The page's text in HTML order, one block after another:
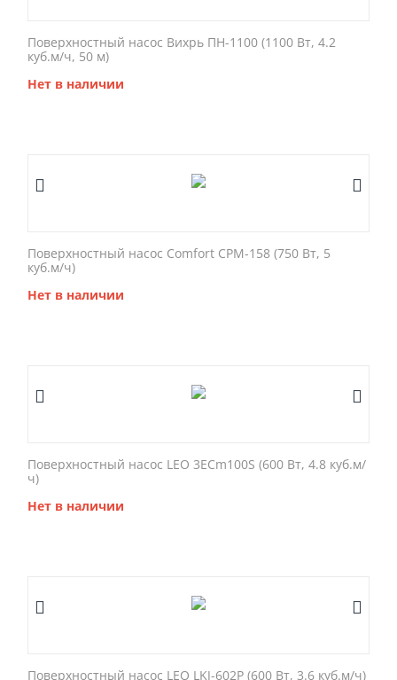
Поверхностный насос Вихрь ПН-1100 (1100 Вт, 4.2
куб.м/ч, 50 м)
Нет в наличии
Поверхностный насос Comfort CPM-158 (750 Вт, 5
куб.м/ч)
Нет в наличии
Поверхностный насос LEO 3ECm100S (600 Вт, 4.8 куб.м/
ч)
Нет в наличии
Поверхностный насос LEO LKJ-602P (600 Вт, 3.6 куб.м/ч)